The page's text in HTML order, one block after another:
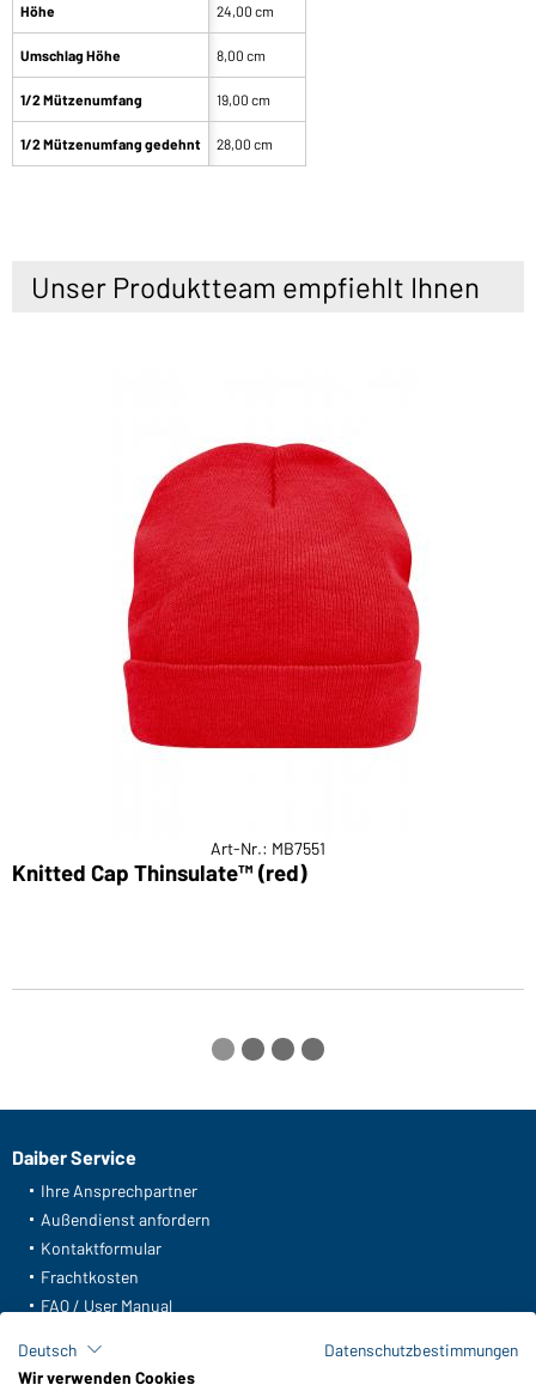
Höhe
Umschlag Höhe
1/2 Mützenumfang
1/2 Mützenumfang gedehnt
24,00 cm
8,00 cm
19,00 cm
28,00 cm
Unser Produktteam empfiehlt Ihnen
Art-Nr.: MB7551
Knitted Cap Thinsulate™ (red)
Daiber Service
Ihre Ansprechpartner
Außendienst anfordern
Kontaktformular
Frachtkosten
FAQ / User Manual
Meldeportal nach Hinweisgeberschutz
Deutsch
Datenschutzbestimmungen
Wir verwenden Cookies